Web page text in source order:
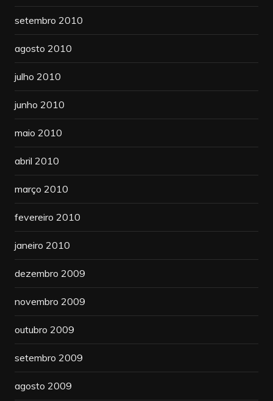
setembro 2010
agosto 2010
julho 2010
junho 2010
maio 2010
abril 2010
março 2010
fevereiro 2010
janeiro 2010
dezembro 2009
novembro 2009
outubro 2009
setembro 2009
agosto 2009